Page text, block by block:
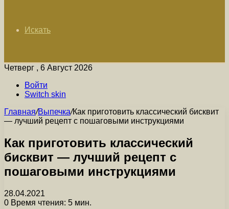
Искать
Четверг , 6 Август 2026
Войти
Switch skin
Главная/Выпечка/Как приготовить классический бисквит
— лучший рецепт с пошаговыми инструкциями
Как приготовить классический
бисквит — лучший рецепт с
пошаговыми инструкциями
28.04.2021
0 Время чтения: 5 мин.